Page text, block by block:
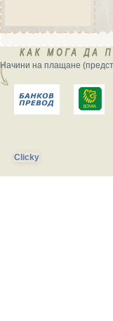
Начини на плащане
Clicky